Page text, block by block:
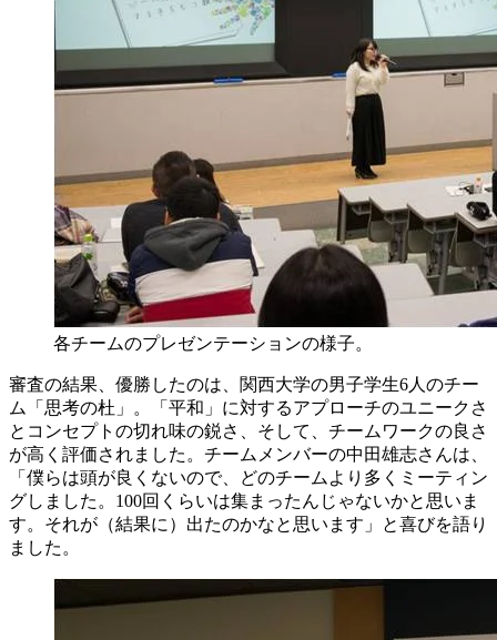
各チームのプレゼンテーションの様子。
審査の結果、優勝したのは、関西大学の男子学生6人のチー
ム「思考の杜」。「平和」に対するアプローチのユニークさ
とコンセプトの切れ味の鋭さ、そして、チームワークの良さ
が高く評価されました。チームメンバーの中田雄志さんは、
「僕らは頭が良くないので、どのチームより多くミーティン
グしました。100回くらいは集まったんじゃないかと思いま
す。それが（結果に）出たのかなと思います」と喜びを語り
ました。